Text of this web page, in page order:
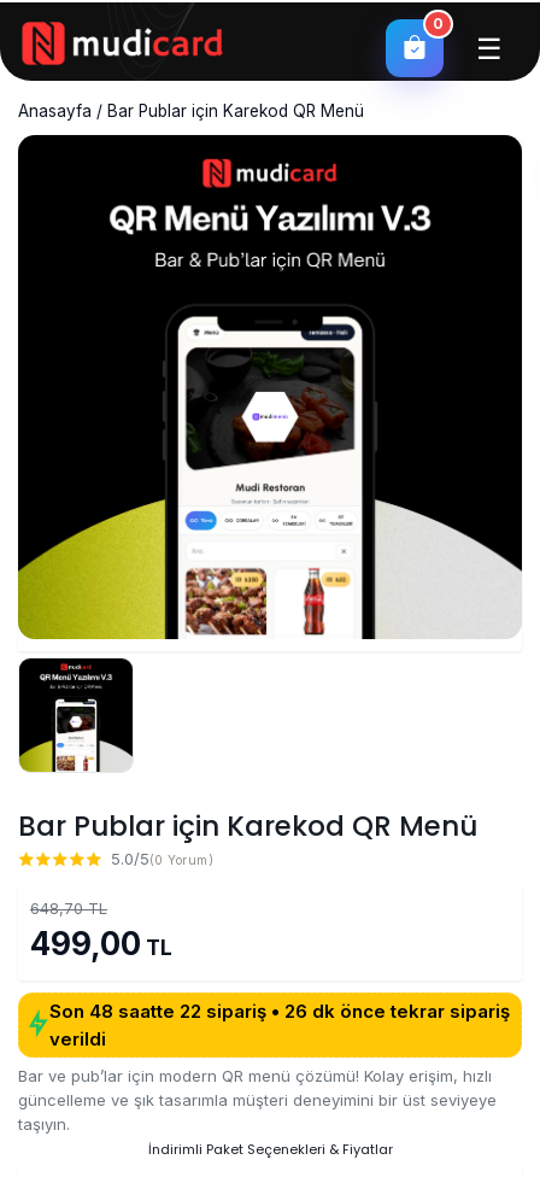
☰
0
Anasayfa / Bar Publar için Karekod QR Menü
Bar Publar için Karekod QR Menü
5.0/5(0 Yorum)
648,70 TL
499,00 TL
Son 48 saatte 22 sipariş • 26 dk önce tekrar sipariş
verildi
Bar ve pub’lar için modern QR menü çözümü! Kolay erişim, hızlı
güncelleme ve şık tasarımla müşteri deneyimini bir üst seviyeye
taşıyın.
İndirimli Paket Seçenekleri & Fiyatlar